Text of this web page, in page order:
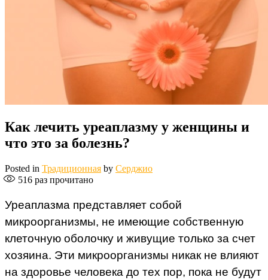
Как лечить уреаплазму у женщины и
что это за болезнь?
Posted in Традиционная by Серджио
516 раз прочитано
Уреаплазма представляет собой
микроорганизмы, не имеющие собственную
клеточную оболочку и живущие только за счет
хозяина. Эти микроорганизмы никак не влияют
на здоровье человека до тех пор, пока не будут